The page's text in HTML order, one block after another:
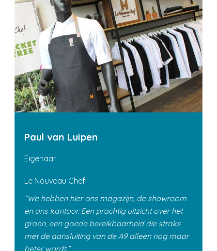
Paul van Luipen
Eigenaar
Le Nouveau Chef
We hebben hier ons magazijn, de showroom
en ons kantoor. Een prachtig uitzicht over het
groen, een goede bereikbaarheid die straks
met de aansluiting van de A9 alleen nog maar
beter wordt.